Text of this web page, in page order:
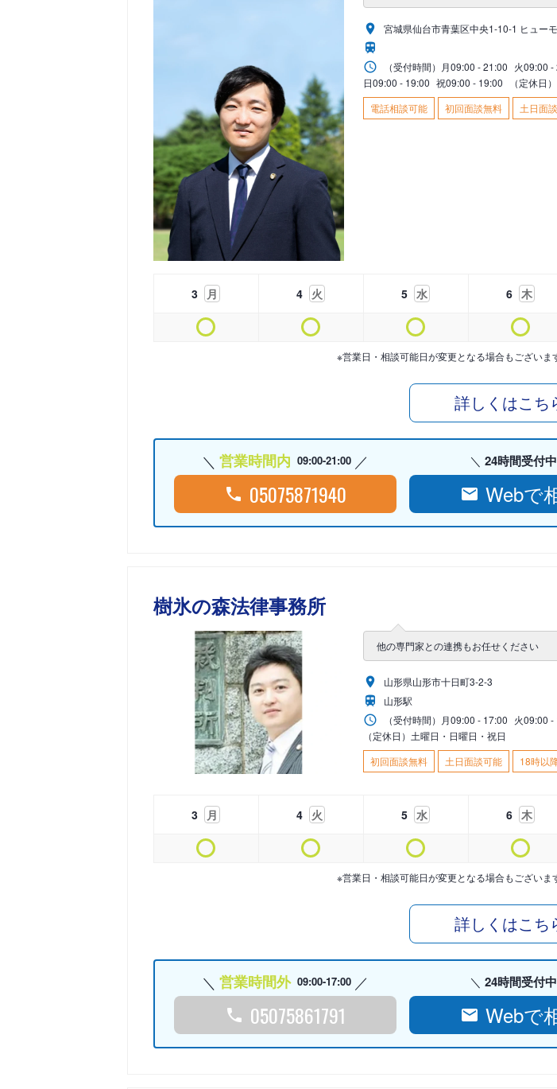
宮城県仙台市青葉区中央1-10-1 ヒュー
（受付時間） 月09:00 - 21:00 火09:00 -
日09:00 - 19:00 祝09:00 - 19:00
（定休日
電話相談可能
初回面談無料 土日面
3 月 4 火 5 水 6 木
※営業日・相談可能日が変更となる場合もございま
詳しくはこち
営業時間内 09:00-21:00
05075871940
24時間受付中
Webで
樹氷の森法律事務所
他の専門家との連携もお任せください
山形県山形市十日町3-2-3
山形駅
（受付時間） 月09:00 - 17:00 火09:00 -
（定休日）土曜日・日曜日・祝日
初回面談無料
土日面談可能 18時以
3 月 4 火 5 水 6 木
※営業日・相談可能日が変更となる場合もございま
詳しくはこち
営業時間外 09:00-17:00
05075861791
24時間受付中
Webで